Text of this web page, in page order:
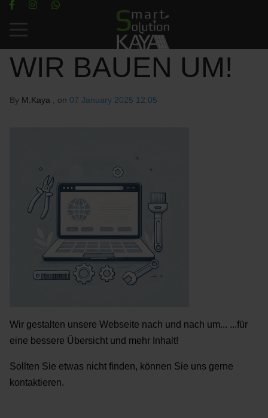
Mobile Menu Toggle
WIR BAUEN UM!
By M.Kaya , on 07 January 2025 12:05
Wir gestalten unsere Webseite nach und nach um... ...für
eine bessere Übersicht und mehr Inhalt!
Sollten Sie etwas nicht finden, können Sie uns gerne
kontaktieren.